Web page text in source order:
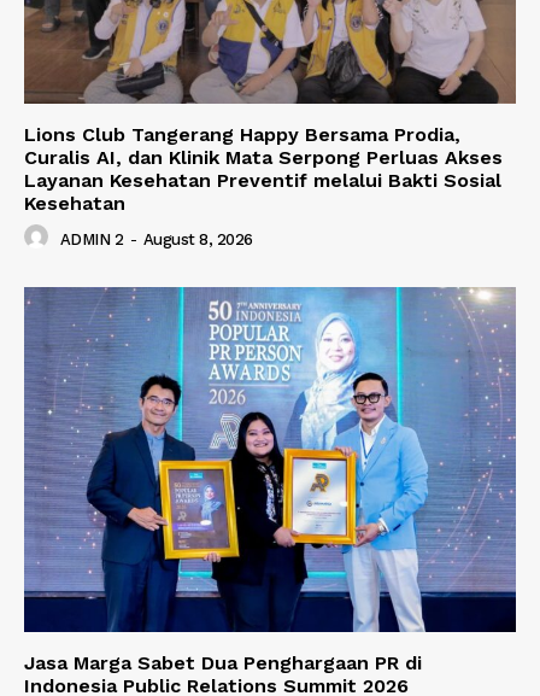
Lions Club Tangerang Happy Bersama Prodia,
Curalis AI, dan Klinik Mata Serpong Perluas Akses
Layanan Kesehatan Preventif melalui Bakti Sosial
Kesehatan
ADMIN 2 - August 8, 2026
Jasa Marga Sabet Dua Penghargaan PR di
Indonesia Public Relations Summit 2026